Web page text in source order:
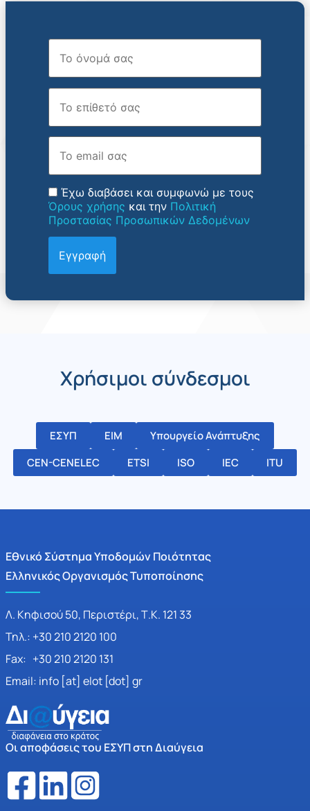
Όνομα
Επώνυμο
Email
Έχω διαβάσει και συμφωνώ με τους
Όρους χρήσης και την Πολιτική
Προστασίας Προσωπικών Δεδομένων
Χρήσιμοι σύνδεσμοι
ΕΣΥΠ ΕΙΜ
Υπουργείο Ανάπτυξης
CEN-CENELEC
ETSI ISO IEC ITU
Εθνικό Σύστημα Υποδομών Ποιότητας
Ελληνικός Οργανισμός Τυποποίησης
Λ. Κηφισού 50, Περιστέρι, Τ.Κ. 121 33
Τηλ.: +30 210 2120 100
Fax: +30 210 2120 131
Email: info [at] elot [dot] gr
Οι αποφάσεις του ΕΣΥΠ στη Διαύγεια